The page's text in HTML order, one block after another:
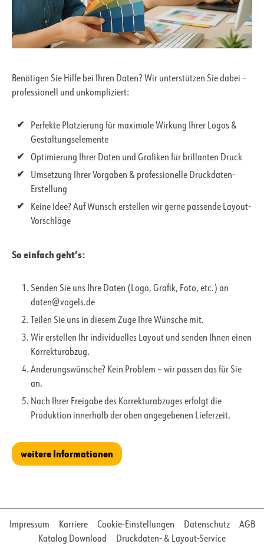
Benötigen Sie Hilfe bei Ihren Daten? Wir unterstützen Sie dabei –
professionell und unkompliziert:
Perfekte Platzierung für maximale Wirkung Ihrer Logos &
Gestaltungselemente
Optimierung Ihrer Daten und Grafiken für brillanten Druck
Umsetzung Ihrer Vorgaben & professionelle Druckdaten-
Erstellung
Keine Idee? Auf Wunsch erstellen wir gerne passende Layout-
Vorschläge
So einfach geht’s:
Senden Sie uns Ihre Daten (Logo, Grafik, Foto, etc.) an
daten@vogels.de
Teilen Sie uns in diesem Zuge Ihre Wünsche mit.
Wir erstellen Ihr individuelles Layout und senden Ihnen einen
Korrekturabzug.
Änderungswünsche? Kein Problem – wir passen das für Sie
an.
Nach Ihrer Freigabe des Korrekturabzuges erfolgt die
Produktion innerhalb der oben angegebenen Lieferzeit.
weitere Informationen
Impressum Karriere Cookie-Einstellungen Datenschutz
AGB
Katalog Download
Druckdaten- & Layout-Service